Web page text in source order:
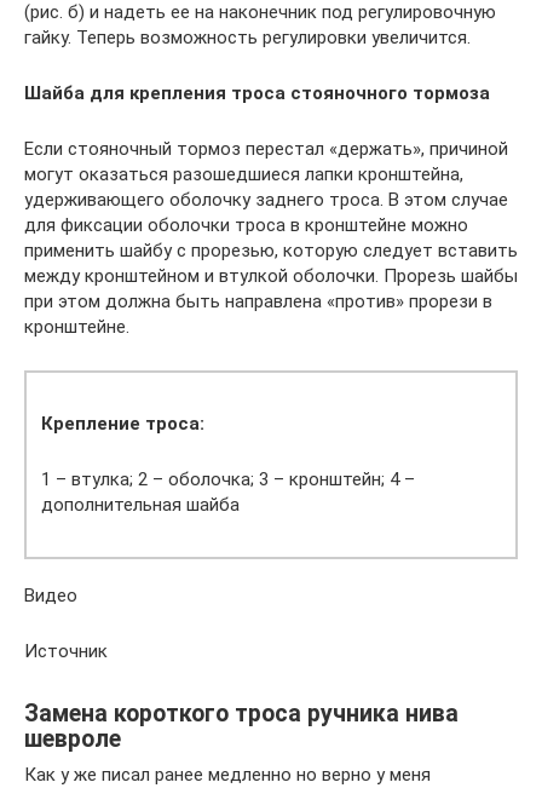
(рис. б) и надеть ее на наконечник под регулировочную
гайку. Теперь возможность регулировки увеличится.
Шайба для крепления троса стояночного тормоза
Если стояночный тормоз перестал «держать», причиной
могут оказаться разошедшиеся лапки кронштейна,
удерживающего оболочку заднего троса. В этом случае
для фиксации оболочки троса в кронштейне можно
применить шайбу с прорезью, которую следует вставить
между кронштейном и втулкой оболочки. Прорезь шайбы
при этом должна быть направлена «против» прорези в
кронштейне.
Крепление троса:
1 – втулка; 2 – оболочка; 3 – кронштейн; 4 –
дополнительная шайба
Видео
Источник
Замена короткого троса ручника нива
шевроле
Как у же писал ранее медленно но верно у меня